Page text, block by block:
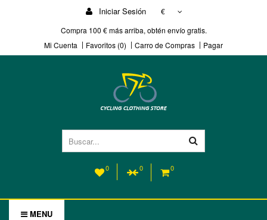
Iniciar Sesión
€
Compra 100 € más arriba, obtén envío gratis.
Mi Cuenta
Favoritos (0) Carro de Compras Pagar
0 0 0
MENU